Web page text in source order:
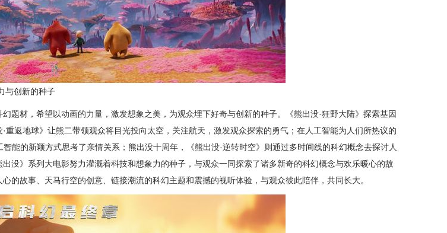
创新的种子
材，希望以动画的力量，激发想象之美，为观众埋下好奇与创新的种子。《熊出没·狂野大陆》探索基因
重返地球》让熊二带领观众将目光投向太空，关注航天，激发观众探索的勇气；在人工智能为人们所热议的
智能的新颖方式思考了亲情关系；熊出没十周年，《熊出没·逆转时空》则通过多时间线的科幻概念去探讨人
没》系列大电影努力灌溉着科技和想象力的种子，与观众一同探索了诸多新奇的科幻概念与欢乐暖心的故
的故事、天马行空的创意、链接潮流的科幻主题和震撼的视听体验，与观众彼此陪伴，共同长大。